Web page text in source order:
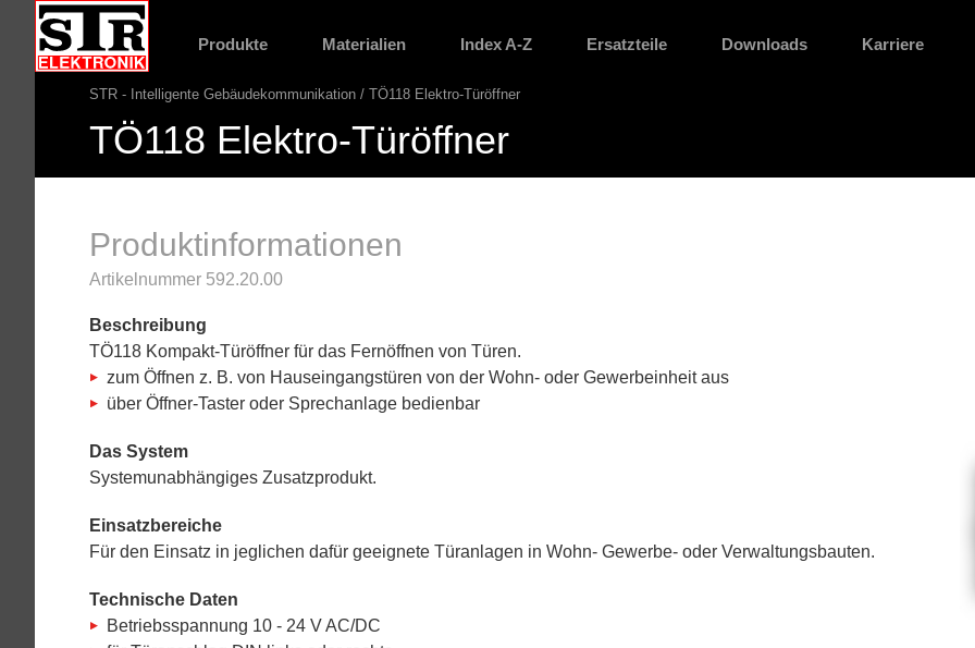
direkt
Website
Hauptnavigation
Produkte Materialien Index A-Z Ersatzteile Downloads Karriere
STR - Intelligente Gebäudekommunikation TÖ118 Elektro-Türöffner
TÖ118 Elektro-Türöffner
Produktinformationen
Artikelnummer 592.20.00
Beschreibung
TÖ118 Kompakt-Türöffner für das Fernöffnen von Türen.
zum Öffnen z. B. von Hauseingangstüren von der Wohn- oder Gewerbeinheit aus
über Öffner-Taster oder Sprechanlage bedienbar
Das System
Systemunabhängiges Zusatzprodukt.
Einsatzbereiche
Für den Einsatz in jeglichen dafür geeignete Türanlagen in Wohn- Gewerbe- oder Verwaltungsbauten.
Technische Daten
Betriebsspannung 10 - 24 V AC/DC